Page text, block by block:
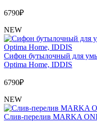
6790₽
NEW
Сифон бутылочный для
Optima Home, IDDIS
6790₽
NEW
Слив-перелив MARKA